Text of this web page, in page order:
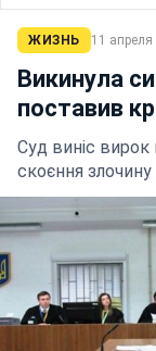
ЖИЗНЬ 11 апреля
Викинула
поставив
Суд виніс вирок
скоєння злочину